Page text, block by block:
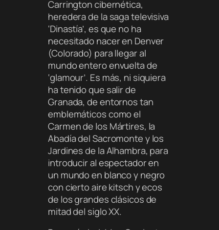
Carrington cibernética,
heredera de la saga televisiva
‘Dinastía’, es que no ha
necesitado nacer en Denver
(Colorado) para llegar al
mundo entero envuelta de
‘glamour’. Es más, ni siquiera
ha tenido que salir de
Granada, de entornos tan
emblemáticos como el
Carmen de los Mártires, la
Abadía del Sacromonte y los
Jardines de la Alhambra, para
introducir al espectador en
un mundo en blanco y negro
con cierto aire kitsch y ecos
de los grandes clásicos de
mitad del siglo XX.